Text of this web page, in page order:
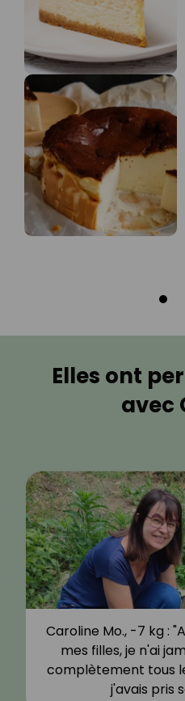
Elles ont
avec
Caroline Mo., -7 kg :
mes filles, je n'ai
complètement tous
j'avais pris